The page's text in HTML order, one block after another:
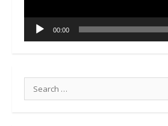
00:00
Search
for: